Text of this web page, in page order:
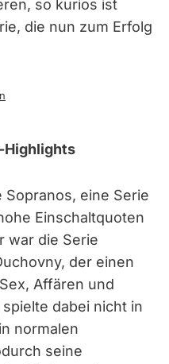
so kurios ist
die nun zum Erfolg
Highlights
Sopranos, eine Serie
Einschaltquoten
war die Serie
der einen
Affären und
dabei nicht in
normalen
seine